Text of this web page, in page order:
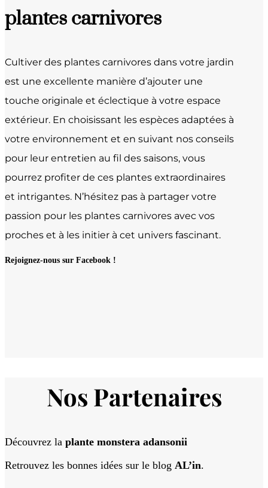
plantes carnivores
Cultiver des plantes carnivores dans votre jardin
est une excellente manière d’ajouter une
touche originale et éclectique à votre espace
extérieur. En choisissant les espèces adaptées à
votre environnement et en suivant nos conseils
pour leur entretien au fil des saisons, vous
pourrez profiter de ces plantes extraordinaires
et intrigantes. N’hésitez pas à partager votre
passion pour les plantes carnivores avec vos
proches et à les initier à cet univers fascinant.
Rejoignez-nous sur Facebook !
Nos Partenaires
Découvrez la plante monstera adansonii
Retrouvez les bonnes idées sur le blog AL’in.